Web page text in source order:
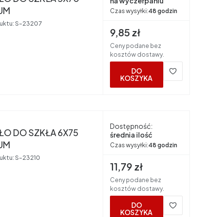
S-23207
Czas wysyłki:48 godzin
Cena brutto
9,85 zł
Ceny podane bez
kosztów dostawy.
DO
KOSZYKA
DO SZKŁA 6X75
S-23210
Dostępność:
średnia ilość
Czas wysyłki:48 godzin
Cena brutto
11,79 zł
Ceny podane bez
kosztów dostawy.
DO
KOSZYKA